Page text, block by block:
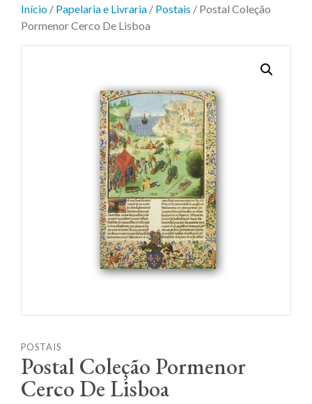
Início / Papelaria e Livraria / Postais / Postal Coleção
Pormenor Cerco De Lisboa
POSTAIS
Postal Coleção Pormenor
Cerco De Lisboa